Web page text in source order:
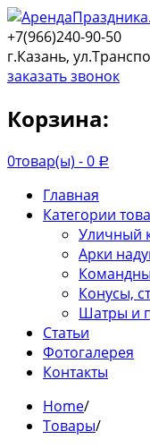
+7(966)240-90-50
г.Казань,
заказать звонок
Корзина:
0товар(ы) -0 Р
Главная
Категории
Уличный
Арки
Конусы,
Шатры и
Статьи
Фотогалерея
Контакты
Home/
Товары/